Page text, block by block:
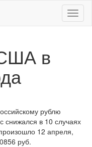
Меню
в
рублю
снижался в 10 случаях
12 апреля,
руб.